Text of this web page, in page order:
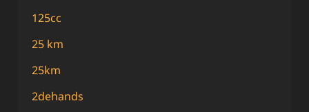
125cc
25 km
25km
2dehands